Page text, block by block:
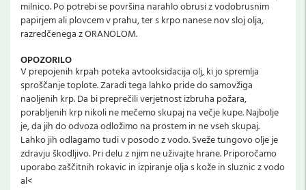
milnico. Po potrebi se površina narahlo obrusi z vodobrusnim
papirjem ali plovcem v prahu, ter s krpo nanese nov sloj olja,
razredčenega z ORANOLOM.
OPOZORILO
V prepojenih krpah poteka avtooksidacija olj, ki jo spremlja
sproščanje toplote. Zaradi tega lahko pride do samovžiga
naoljenih krp. Da bi preprečili verjetnost izbruha požara,
porabljenih krp nikoli ne mečemo skupaj na večje kupe. Najbolje
je, da jih do odvoza odložimo na prostem in ne vseh skupaj.
Lahko jih odlagamo tudi v posodo z vodo. Sveže tungovo olje je
zdravju škodljivo. Pri delu z njim ne uživajte hrane. Priporočamo
uporabo zaščitnih rokavic in izpiranje olja s kože in sluznic z vodo
al<